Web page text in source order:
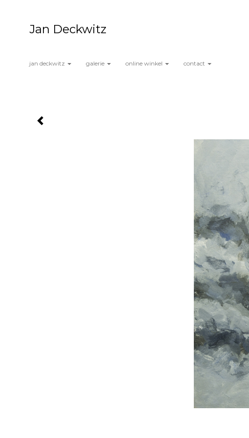
Jan Deckwitz
jan deckwitz galerie online winkel contact